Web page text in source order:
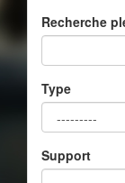
Recherche
Type
Support